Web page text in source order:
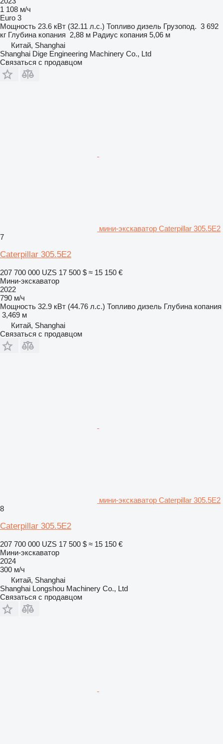
1 108 м/ч
Euro 3
Мощность 23.6 кВт (32.11 л.с.) Топливо дизель Грузопод. 3 692
кг Глубина копания 2,88 м Радиус копания 5,06 м
Китай, Shanghai
Shanghai Dige Engineering Machinery Co., Ltd
Связаться с продавцом
мини-экскаватор Caterpillar 305.5E2
7
Caterpillar 305.5E2
207 700 000 UZS 17 500 $ ≈ 15 150 €
Мини-экскаватор
2022
790 м/ч
Мощность 32.9 кВт (44.76 л.с.) Топливо дизель Глубина копания
3,469 м
Китай, Shanghai
Связаться с продавцом
мини-экскаватор Caterpillar 305.5E2
8
Caterpillar 305.5E2
207 700 000 UZS 17 500 $ ≈ 15 150 €
Мини-экскаватор
2024
300 м/ч
Китай, Shanghai
Shanghai Longshou Machinery Co., Ltd
Связаться с продавцом